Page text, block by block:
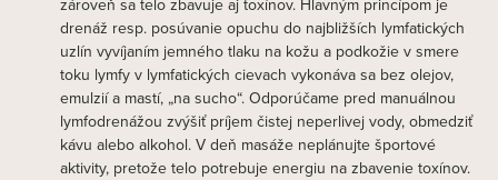
zároveň sa telo zbavuje aj toxínov. Hlavným princípom je
drenáž resp. posúvanie opuchu do najbližších lymfatických
uzlín vyvíjaním jemného tlaku na kožu a podkožie v smere
toku lymfy v lymfatických cievach vykonáva sa bez olejov,
emulzií a mastí, „na sucho“. Odporúčame pred manuálnou
lymfodrenážou zvýšiť príjem čistej neperlivej vody, obmedziť
kávu alebo alkohol. V deň masáže neplánujte športové
aktivity, pretože telo potrebuje energiu na zbavenie toxínov.